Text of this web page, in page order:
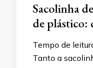
Sacolinha
de plástico:
Tempo de
Tanto a